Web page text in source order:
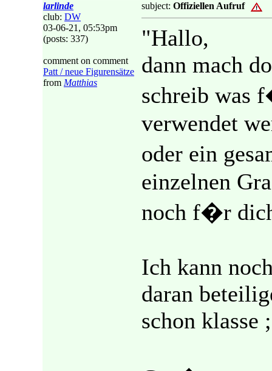
larlinde
club: DW
03-06-21, 05:53pm
(posts: 337)
comment on comment
Patt / neue Figurensätze
from Matthias
subject: Offiziellen Aufruf
"Hallo,
dann mach
schreib was
verwendet
oder ein
einzelnen
noch f�r
Ich kann
daran
schon klasse